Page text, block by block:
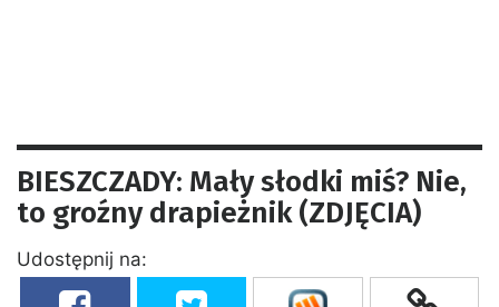
BIESZCZADY: Mały słodki miś? Nie,
to groźny drapieżnik (ZDJĘCIA)
Udostępnij na: